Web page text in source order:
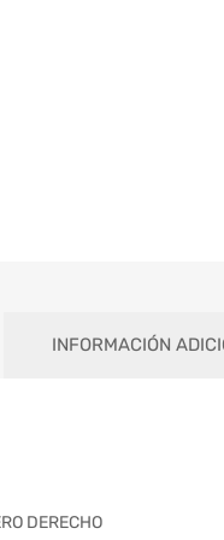
INFORMACIÓN
DERECHO